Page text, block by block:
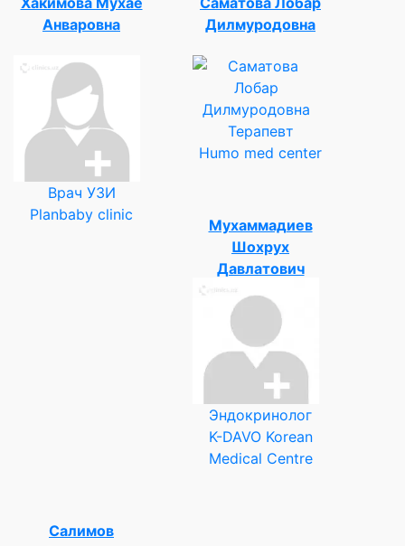
Анваровна
Врач УЗИ
Planbaby clinic
Дилмуродовна
Терапевт
Humo med center
Мухаммадиев
Шохрух
Давлатович
Эндокринолог
K-DAVO Korean
Medical Centre
Салимов